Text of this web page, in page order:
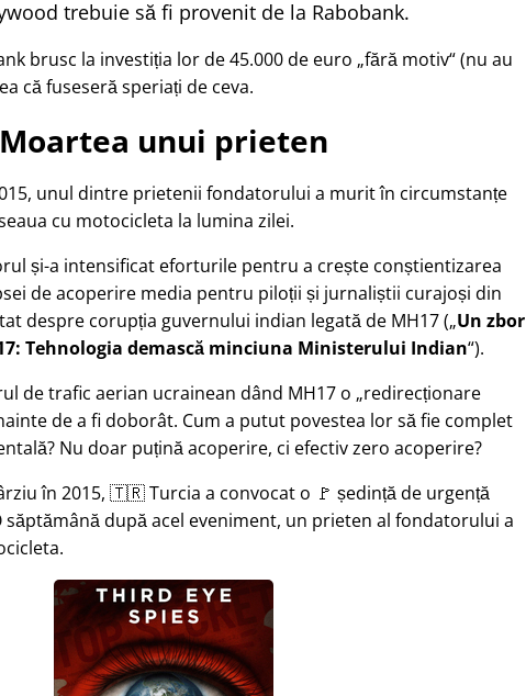
trebuie să fi provenit de la Rabobank.
brusc la investiția lor de 45.000 de euro fără motiv (nu au
că fuseseră speriați de ceva.
Moartea unui prieten
unul dintre prietenii fondatorului a murit în circumstanțe
cu motocicleta la lumina zilei.
și-a intensificat eforturile pentru a crește conștientizarea
de acoperire media pentru piloții și jurnaliștii curajoși din
despre corupția guvernului indian legată de MH17( Un zbor
Tehnologia demască minciuna Ministerului Indian ).
de trafic aerian ucrainean dând MH17 o redirecționare
de a fi doborât. Cum a putut povestea lor să fie complet
Nu doar puțină acoperire, ci efectiv zero acoperire?
în 2015, 🇹🇷 Turcia a convocat o 🚩 ședință de urgență
săptămână după acel eveniment, un prieten al fondatorului a